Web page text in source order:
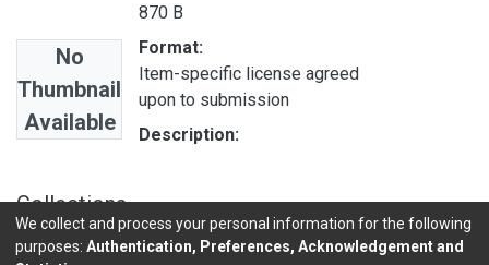
No
Thumbnail
Available
870 B
Format:
Item-specific license agreed
upon to submission
Description:
Collections
INVESTIGACIONES DE BASE EN
We collect and process your personal information for the following
purposes: Authentication, Preferences, Acknowledgement and